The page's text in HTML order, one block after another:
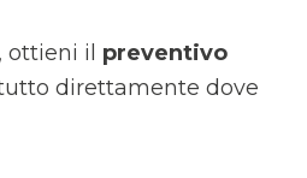
il preventivo
direttamente dove